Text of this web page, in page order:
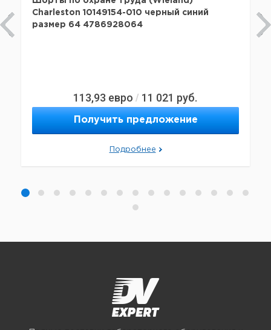
Charleston 10149154-010 черный синий
размер 64 4786928064
113,93 евро / 11 021 руб.
Получить предложение
Подробнее